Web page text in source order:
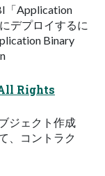
「Application
デプロイするに
Binary
Rights
ジェクト作成
、コントラク